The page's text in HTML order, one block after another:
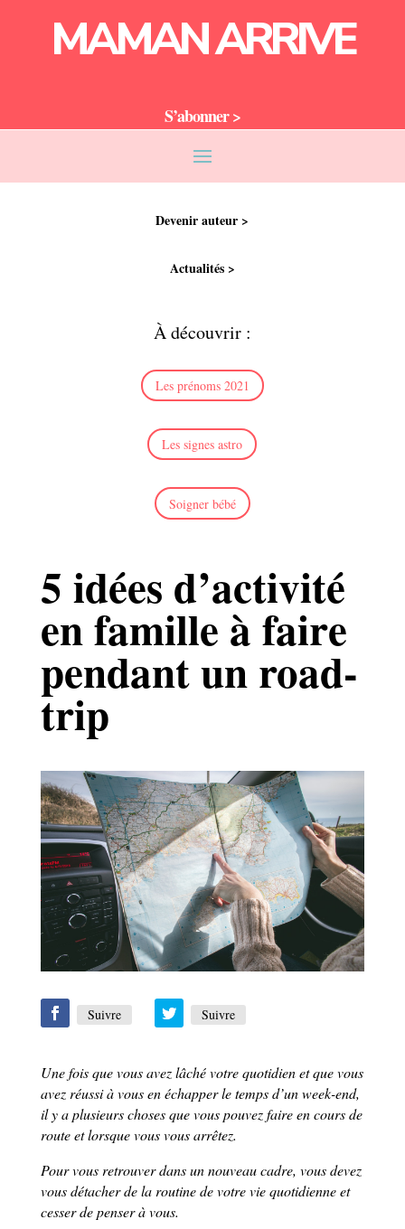
MAMAN ARRIVE
S’abonner >
Devenir auteur >
Actualités >
À découvrir :
Les prénoms 2021
Les signes astro
Soigner bébé
5 idées d’activité
en famille à faire
pendant un road-
trip
Suivre Suivre
Une fois que vous avez lâché votre quotidien et que vous
avez réussi à vous en échapper le temps d’un week-end,
il y a plusieurs choses que vous pouvez faire en cours de
route et lorsque vous vous arrêtez.
Pour vous retrouver dans un nouveau cadre, vous devez
vous détacher de la routine de votre vie quotidienne et
cesser de penser à vous.